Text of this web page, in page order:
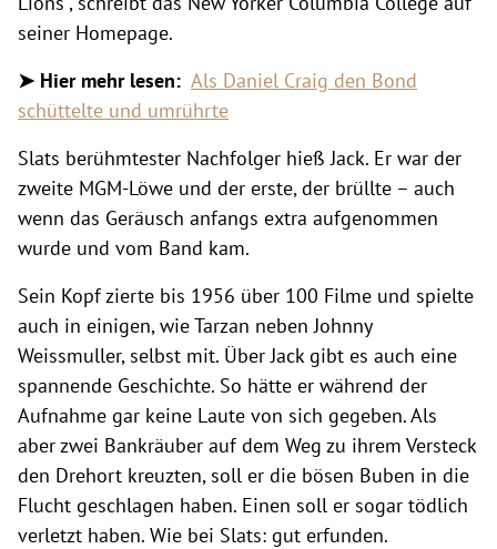
seiner Homepage.
➤ Hier mehr lesen: Als Daniel Craig den Bond
schüttelte und umrührte
Slats berühmtester Nachfolger hieß Jack. Er war der
zweite MGM-Löwe und der erste, der brüllte – auch
wenn das Geräusch anfangs extra aufgenommen
wurde und vom Band kam.
Sein Kopf zierte bis 1956 über 100 Filme und spielte
auch in einigen, wie Tarzan neben Johnny
Weissmuller, selbst mit. Über Jack gibt es auch eine
spannende Geschichte. So hätte er während der
Aufnahme gar keine Laute von sich gegeben. Als
aber zwei Bankräuber auf dem Weg zu ihrem Versteck
den Drehort kreuzten, soll er die bösen Buben in die
Flucht geschlagen haben. Einen soll er sogar tödlich
verletzt haben. Wie bei Slats: gut erfunden.